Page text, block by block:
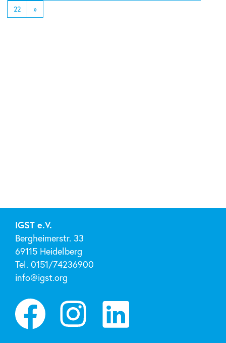
22
»
IGST e.V.
Bergheimerstr. 33
69115 Heidelberg
Tel. 0151/74236900
info@igst.org